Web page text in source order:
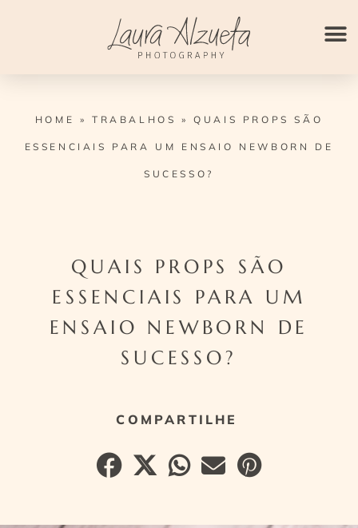
HOME » TRABALHOS »QUAIS PROPS SÃO
ESSENCIAIS PARA UM ENSAIO NEWBORN DE
SUCESSO?
QUAIS PROPS SÃO
ESSENCIAIS PARA UM
ENSAIO NEWBORN DE
SUCESSO?